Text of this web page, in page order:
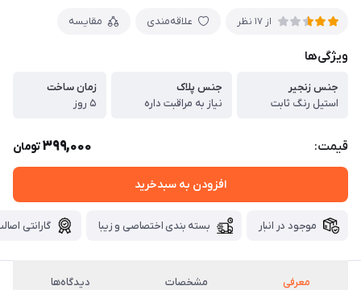
از 17 نظر علاقه‌مندی مقایسه
ویژگی‌ها
جنس زنجیر
استیل رنگ ثابت
جنس پلاک
نیاز به مراقبت داره
زمان ساخت
۵ روز
قیمت: 399,000تومان
افزودن به سبدخرید
موجود در انبار بسته بندی اختصاصی و زیبا گارانتی
معرفی مشخصات دیدگاه‌ها